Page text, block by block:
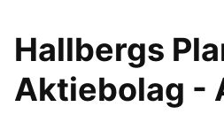
Hallbergs
Aktiebolag -